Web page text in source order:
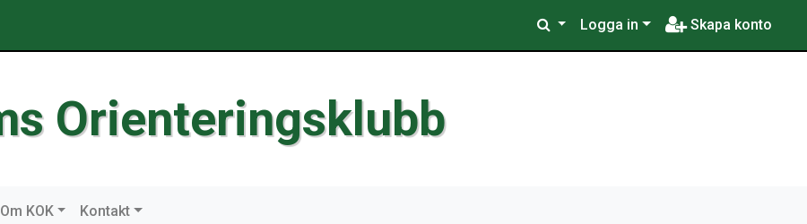
Logga in Skapa konto
Orienteringsklubb
Om KOK Kontakt